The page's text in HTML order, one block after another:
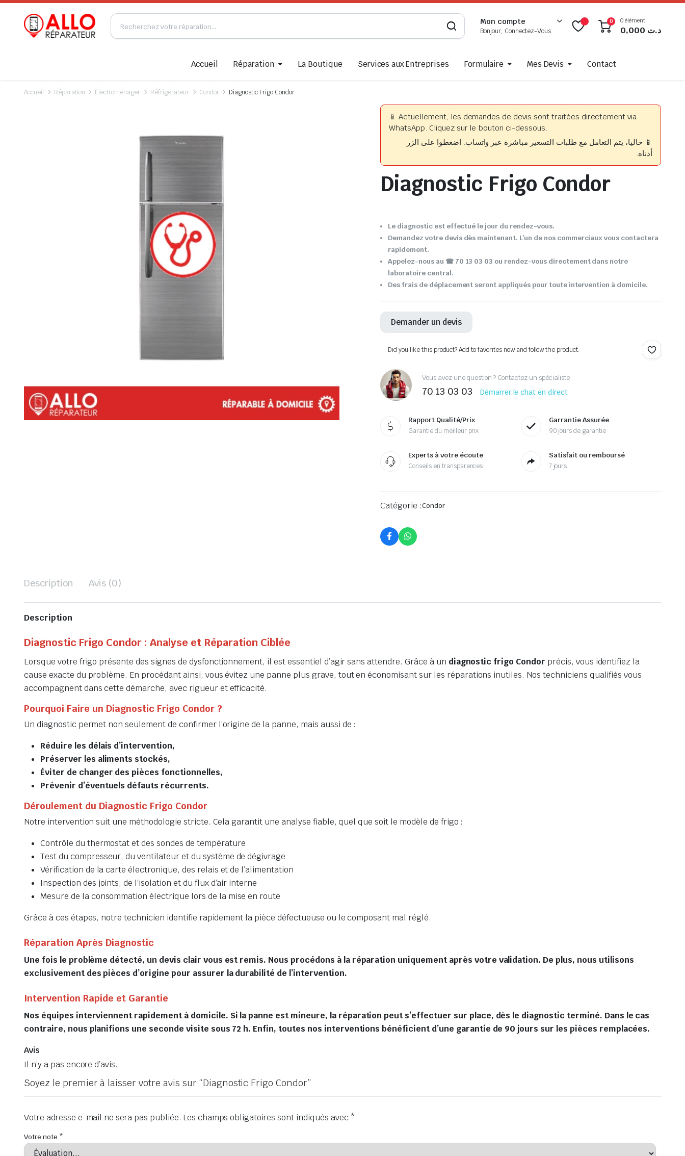
Mon compte
Bonjour, Connectez-Vous
0 0 élément
د.ت
Accueil Réparation La Boutique Services aux Entreprises Formulaire Mes Devis Contact
Accueil Réparation Électroménager Réfrigérateur Condor Diagnostic Frigo Condor
📱 Actuellement, les demandes de devis sont traitées directement via
WhatsApp. Cliquez sur le bouton ci-dessous.
📱 حاليا، يتم التعامل مع طلبات التسعير مباشرة عبر واتساب. اضغطوا على الزر
أدناه.
Diagnostic Frigo Condor
Le diagnostic est effectué le jour du rendez-vous.
Demandez votre devis dès maintenant. L’un de nos commerciaux vous contactera
rapidement.
Appelez-nous au ☎ 70 13 03 03 ou rendez-vous directement dans notre
laboratoire central.
Des frais de déplacement seront appliqués pour toute intervention à domicile.
Demander un devis
Did you like this product? Add to favorites now and follow the product.
Vous avez une question ? Contactez un spécialiste
70 13 03 03 Démarrer le chat en direct
Rapport Qualité/Prix
Garantie du meilleur prix
Garrantie Assurée
90 jours de garantie
Experts à votre écoute
Conseils en transparences
Satisfait ou remboursé
7 jours
Catégorie :Condor
Description Avis (0)
Description
Diagnostic Frigo Condor : Analyse et Réparation Ciblée
Lorsque votre frigo présente des signes de dysfonctionnement, il est essentiel d’agir sans attendre. Grâce à un diagnostic frigo Condor précis, vous identifiez la
cause exacte du problème. En procédant ainsi, vous évitez une panne plus grave, tout en économisant sur les réparations inutiles. Nos techniciens qualifiés vous
accompagnent dans cette démarche, avec rigueur et efficacité.
Pourquoi Faire un Diagnostic Frigo Condor ?
Un diagnostic permet non seulement de confirmer l’origine de la panne, mais aussi de :
Réduire les délais d’intervention,
Préserver les aliments stockés,
Éviter de changer des pièces fonctionnelles,
Prévenir d’éventuels défauts récurrents.
Déroulement du Diagnostic Frigo Condor
Notre intervention suit une méthodologie stricte. Cela garantit une analyse fiable, quel que soit le modèle de frigo :
Contrôle du thermostat et des sondes de température
Test du compresseur, du ventilateur et du système de dégivrage
Vérification de la carte électronique, des relais et de l’alimentation
Inspection des joints, de l’isolation et du flux d’air interne
Mesure de la consommation électrique lors de la mise en route
Grâce à ces étapes, notre technicien identifie rapidement la pièce défectueuse ou le composant mal réglé.
Réparation Après Diagnostic
Une fois le problème détecté, un devis clair vous est remis. Nous procédons à la réparation uniquement après votre validation. De plus, nous utilisons
exclusivement des pièces d’origine pour assurer la durabilité de l’intervention.
Intervention Rapide et Garantie
Nos équipes interviennent rapidement à domicile. Si la panne est mineure, la réparation peut s’effectuer sur place, dès le diagnostic terminé. Dans le cas
contraire, nous planifions une seconde visite sous 72 h. Enfin, toutes nos interventions bénéficient d’une garantie de 90 jours sur les pièces remplacées.
Avis
Il n’y a pas encore d’avis.
Soyez le premier à laisser votre avis sur “Diagnostic Frigo Condor”
Votre adresse e-mail ne sera pas publiée. Les champs obligatoires sont indiqués avec*
Votre note *